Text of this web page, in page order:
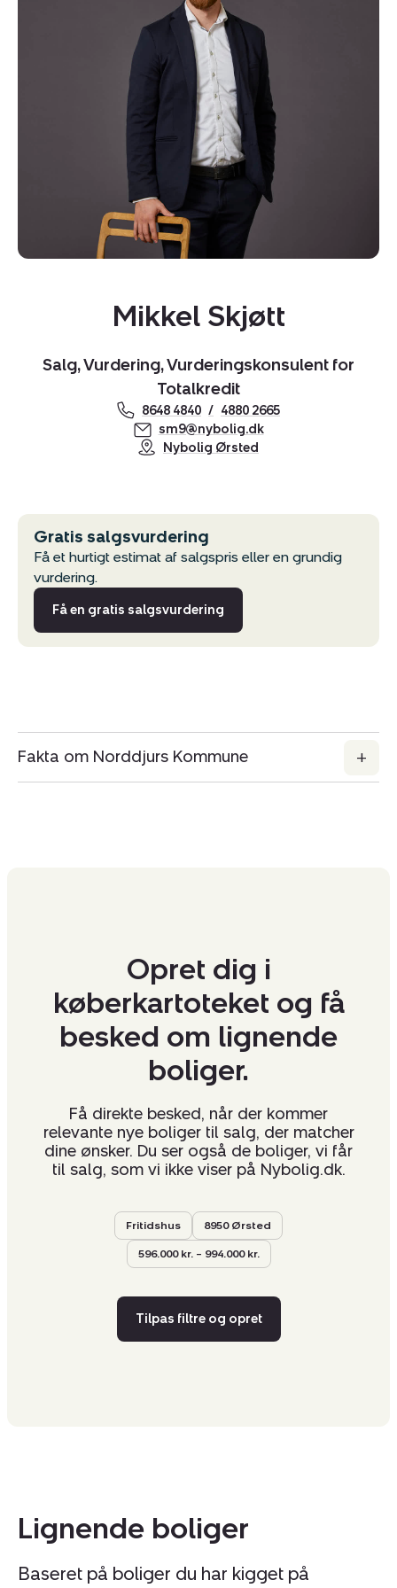
Mikkel Skjøtt
Salg, Vurdering, Vurderingskonsulent for
Totalkredit
8648 4840
4880 2665
sm9@nybolig.dk
Nybolig Ørsted
Gratis salgsvurdering
Få et hurtigt estimat af salgspris eller en grundig
vurdering.
Få en gratis salgsvurdering
Fakta om Norddjurs Kommune
Opret dig i
køberkartoteket og få
besked om lignende
boliger.
Få direkte besked, når der kommer
relevante nye boliger til salg, der matcher
dine ønsker. Du ser også de boliger, vi får
til salg, som vi ikke viser på Nybolig.dk.
Fritidshus 8950 Ørsted
596.000 kr. – 994.000 kr.
Tilpas filtre og opret
Lignende boliger
Baseret på boliger du har kigget på
Kopier link